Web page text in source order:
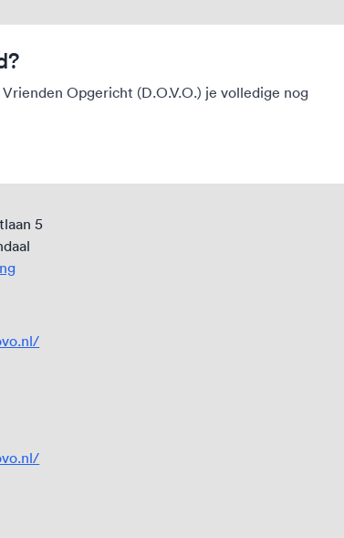
Opgericht (D.O.V.O.) je volledige nog
5